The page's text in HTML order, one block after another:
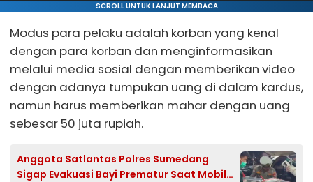
SCROLL UNTUK LANJUT MEMBACA
Modus para pelaku adalah korban yang kenal
dengan para korban dan menginformasikan
melalui media sosial dengan memberikan video
dengan adanya tumpukan uang di dalam kardus,
namun harus memberikan mahar dengan uang
sebesar 50 juta rupiah.
Anggota Satlantas Polres Sumedang
Sigap Evakuasi Bayi Prematur Saat Mobil